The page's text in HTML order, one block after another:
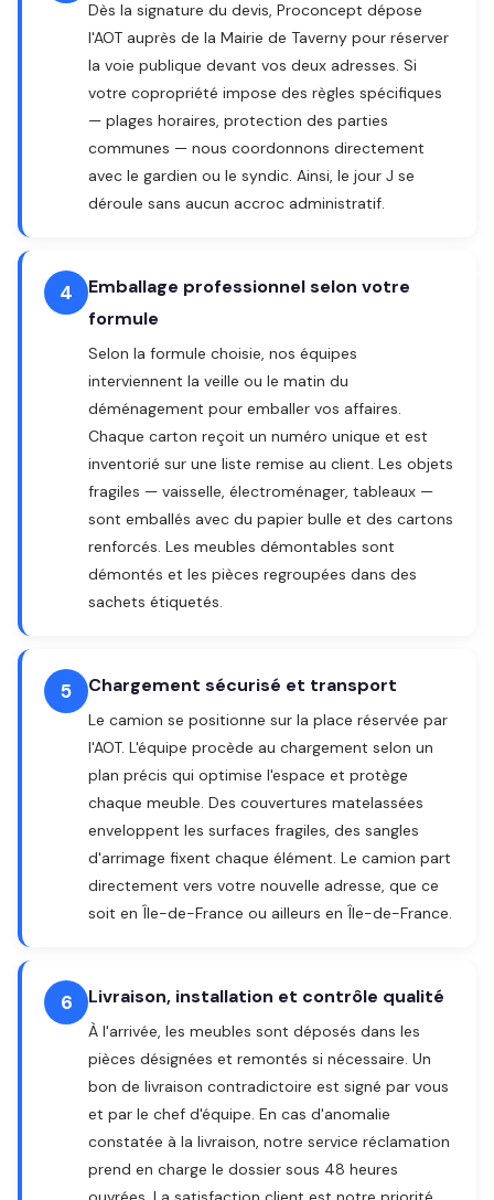
Dès la signature du devis, Proconcept dépose
l'AOT auprès de la Mairie de Taverny pour réserver
la voie publique devant vos deux adresses. Si
votre copropriété impose des règles spécifiques
— plages horaires, protection des parties
communes — nous coordonnons directement
avec le gardien ou le syndic. Ainsi, le jour J se
déroule sans aucun accroc administratif.
4
Emballage professionnel selon votre
formule
Selon la formule choisie, nos équipes
interviennent la veille ou le matin du
déménagement pour emballer vos affaires.
Chaque carton reçoit un numéro unique et est
inventorié sur une liste remise au client. Les objets
fragiles — vaisselle, électroménager, tableaux —
sont emballés avec du papier bulle et des cartons
renforcés. Les meubles démontables sont
démontés et les pièces regroupées dans des
sachets étiquetés.
5 Chargement sécurisé et transport
Le camion se positionne sur la place réservée par
l'AOT. L'équipe procède au chargement selon un
plan précis qui optimise l'espace et protège
chaque meuble. Des couvertures matelassées
enveloppent les surfaces fragiles, des sangles
d'arrimage fixent chaque élément. Le camion part
directement vers votre nouvelle adresse, que ce
soit en Île-de-France ou ailleurs en Île-de-France.
6 Livraison, installation et contrôle qualité
À l'arrivée, les meubles sont déposés dans les
pièces désignées et remontés si nécessaire. Un
bon de livraison contradictoire est signé par vous
et par le chef d'équipe. En cas d'anomalie
constatée à la livraison, notre service réclamation
prend en charge le dossier sous 48 heures